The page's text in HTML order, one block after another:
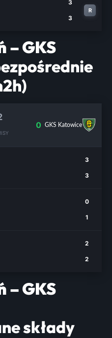
3
3
R
– GKS
0 GKS Katowice
3
3
0
1
2
2
– GKS
składy